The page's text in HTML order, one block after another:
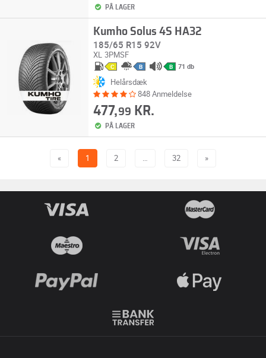
PÅ LAGER
Kumho Solus 4S HA32
185/65 R15 92V
XL 3PMSF
C B B 71 db
Helårsdæk
848 Anmeldelse
477,99 KR.
PÅ LAGER
« 1 2 … 32 »